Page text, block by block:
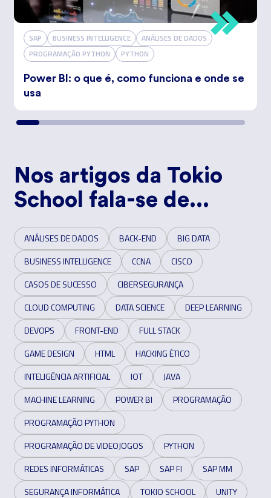
SAP BUSINESS INTELLIGENCE
ANÁLISES DE DADOS
PROGRAMAÇÃO PYTHON
PYTHON
Power BI: o que é, como funciona e onde se
usa
Nos artigos da Tokio
School fala-se de...
ANÁLISES DE DADOS BACK-END
BIG DATA
BUSINESS INTELLIGENCE
CCNA
CISCO
CASOS DE SUCESSO
CIBERSEGURANÇA
CLOUD COMPUTING
DATA SCIENCE
DEEP LEARNING
DEVOPS
FRONT-END
FULL STACK
GAME DESIGN
HTML
HACKING ÉTICO
INTELIGÊNCIA ARTIFICIAL
IOT
JAVA
MACHINE LEARNING
POWER BI
PROGRAMAÇÃO
PROGRAMAÇÃO PYTHON
PROGRAMAÇÃO DE VIDEOJOGOS
PYTHON
REDES INFORMÁTICAS
SAP SAP FI
SAP MM
SEGURANÇA INFORMÁTICA
TOKIO SCHOOL
UNITY